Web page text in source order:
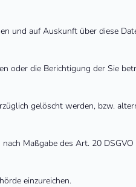
und auf Auskunft über diese
oder die Berichtigung der Sie
gelöscht werden, bzw.
Maßgabe des Art. 20
einzureichen.